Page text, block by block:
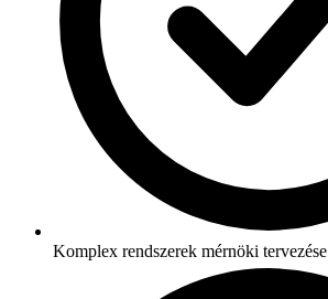
Komplex rendszerek mérnöki tervezése